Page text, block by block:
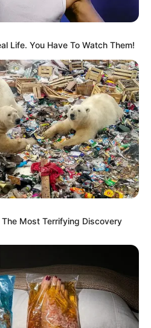
grasas acumuladas en
contribuye a la
biliar y, lo que es
la salud de la
Life. You Have To Watch Them!
Most Terrifying Discovery